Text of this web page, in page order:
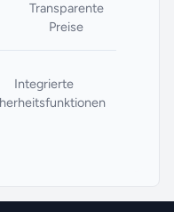
Transparente
Preise
Integrierte